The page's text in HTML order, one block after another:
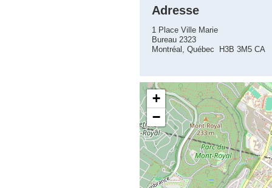
Adresse
1 Place Ville Marie
Bureau 2323
Montréal, Québec H3B 3M5 CA
+
−